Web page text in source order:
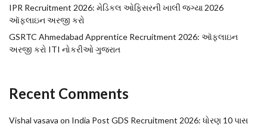
IPR Recruitment 2026: મેડિકલ ઓફિસરની ખાલી જગ્યા 2026
ઑફલાઇન અરજી કરો
GSRTC Ahmedabad Apprentice Recruitment 2026: ઑફલાઇન
અરજી કરો ITI નોકરીઓ ગુજરાત
Recent Comments
Vishal vasava on India Post GDS Recruitment 2026: ધોરણ 10 પાસ